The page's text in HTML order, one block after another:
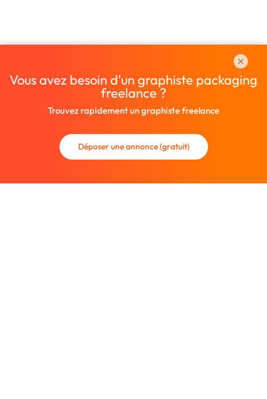
Vous avez besoin d'un graphiste packaging
freelance ?
Trouvez rapidement un graphiste freelance
Déposer une annonce (gratuit)